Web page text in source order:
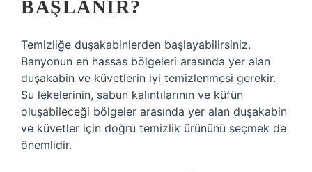
BAŞLANIR?
Temizliğe duşakabinlerden başlayabilirsiniz.
Banyonun en hassas bölgeleri arasında yer alan
duşakabin ve küvetlerin iyi temizlenmesi gerekir.
Su lekelerinin, sabun kalıntılarının ve küfün
oluşabileceği bölgeler arasında yer alan duşakabin
ve küvetler için doğru temizlik ürününü seçmek de
önemlidir.